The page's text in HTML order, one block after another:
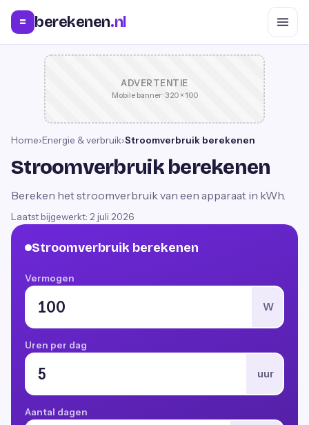
= berekenen.nl
ADVERTENTIE
Mobile banner · 320 × 100
Home›Energie & verbruik›Stroomverbruik berekenen
Stroomverbruik berekenen
Bereken het stroomverbruik van een apparaat in kWh.
Laatst bijgewerkt: 2 juli 2026
Stroomverbruik berekenen
Vermogen
W
Uren per dag
uur
Aantal dagen